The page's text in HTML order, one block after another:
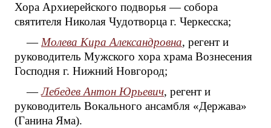
Хора Архиерейского подворья — собора
святителя Николая Чудотворца г. Черкесска;
— Молева Кира Александровна, регент и
руководитель Мужского хора храма Вознесения
Господня г. Нижний Новгород;
—Лебедев Антон Юрьевич, регент и
руководитель Вокального ансамбля «Держава»
(Ганина Яма).